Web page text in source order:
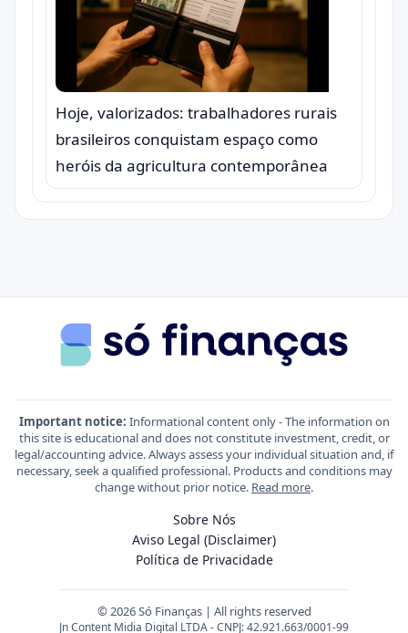
Hoje, valorizados: trabalhadores rurais
brasileiros conquistam espaço como
heróis da agricultura contemporânea
Important notice: Informational content only - The information on
this site is educational and does not constitute investment, credit, or
legal/accounting advice. Always assess your individual situation and, if
necessary, seek a qualified professional. Products and conditions may
change without prior notice. Read more.
Sobre Nós
Aviso Legal (Disclaimer)
Política de Privacidade
© 2026 Só Finanças | All rights reserved
Jn Content Midia Digital LTDA - CNPJ: 42.921.663/0001-99